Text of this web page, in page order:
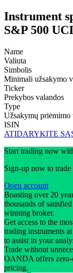
Instrument
S&P 500
Name
Valiuta
Simbolis
Minimali užsakymo
Ticker
Prekybos valandos
Type
Užsakymų priėmimo
ISIN
ATIDARYKITE
Start trading now
Sign-up now to trade
Open account
Boasting over 20
thousands of
winning broker.
Get access to the
trading instruments
to assist in your
Trade without
OANDA offers zero-
pricing.